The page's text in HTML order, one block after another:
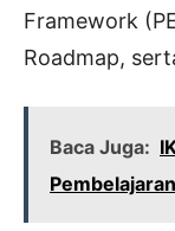
Framework
Roadmap,
Baca Juga: